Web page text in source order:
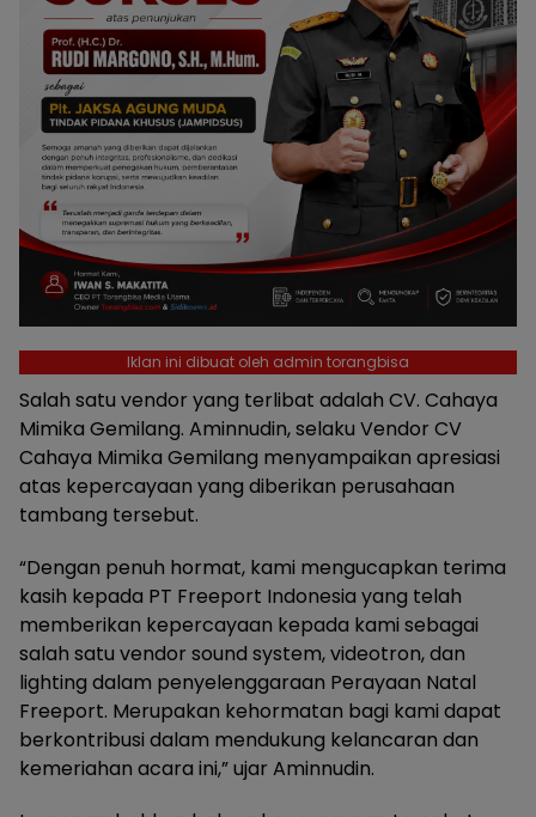
Iklan ini dibuat oleh admin torangbisa
Salah satu vendor yang terlibat adalah CV. Cahaya
Mimika Gemilang. Aminnudin, selaku Vendor CV
Cahaya Mimika Gemilang menyampaikan apresiasi
atas kepercayaan yang diberikan perusahaan
tambang tersebut.
“Dengan penuh hormat, kami mengucapkan terima
kasih kepada PT Freeport Indonesia yang telah
memberikan kepercayaan kepada kami sebagai
salah satu vendor sound system, videotron, dan
lighting dalam penyelenggaraan Perayaan Natal
Freeport. Merupakan kehormatan bagi kami dapat
berkontribusi dalam mendukung kelancaran dan
kemeriahan acara ini,” ujar Aminnudin.